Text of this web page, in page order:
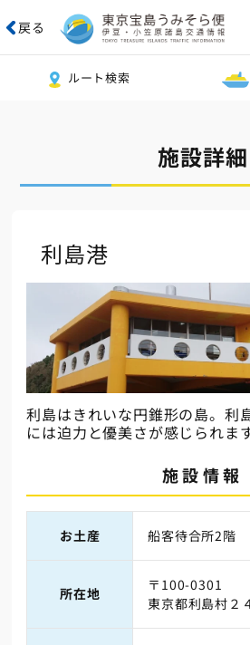
戻る
ルート検索
施設詳細
利島港
利島はきれいな円錐形の島。利
には迫力と優美さが感じられます
施設情報
お土産 船客待合所2階
所在地
〒100-0301
東京都利島村２